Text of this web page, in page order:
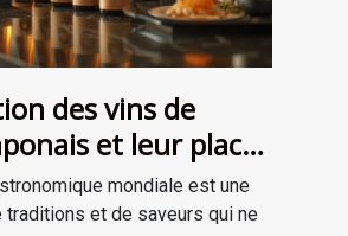
des vins de
et leur place
mondiale est une
traditions et de saveurs qui ne